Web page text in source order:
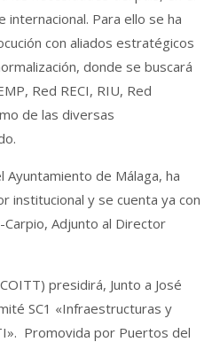
internacional. Para ello se ha
con aliados estratégicos
donde se buscará
Red RECI, RIU, Red
de las diversas
Ayuntamiento de Málaga, ha
institucional y se cuenta ya con
Adjunto al Director
presidirá, Junto a José
SC1 «Infraestructuras y
Promovida por Puertos del